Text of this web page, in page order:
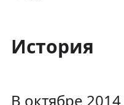
История
В октябре